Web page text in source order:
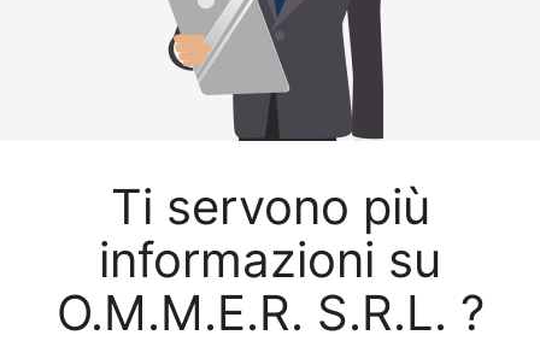
Ti servono più
informazioni su
O.M.M.E.R. S.R.L. ?